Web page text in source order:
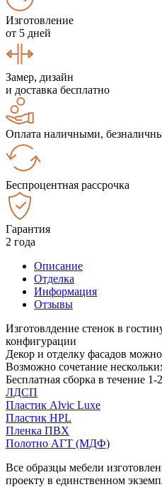
Изготовление
от 5 дней
Замер, дизайн
и доставка бесплатно
Оплата наличными,
Беспроцентная рассрочка
Гарантия
2 года
Описание
Отделка
Информация
Отзывы
Изготовлдение стенок в
конфигурации
Декор и отделку фасадов
Возможно сочетание
Бесплатная сборка в течение
ЛДСП
Пластик Alvic Luxe
Пластик HPL
Пленка ПВХ
Полотно АГТ (МДФ)
Все образцы мебели
проекту в единственном